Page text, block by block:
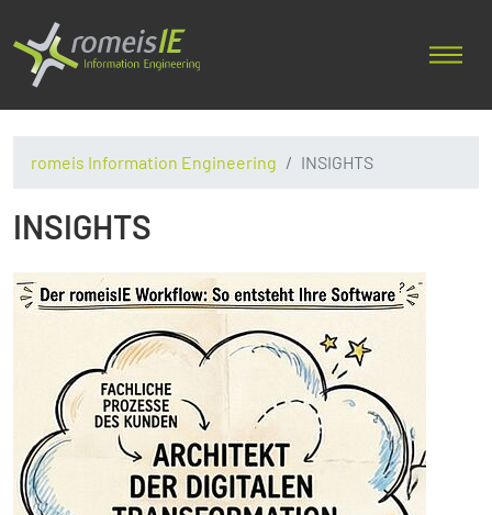
romeis Information Engineering INSIGHTS
INSIGHTS